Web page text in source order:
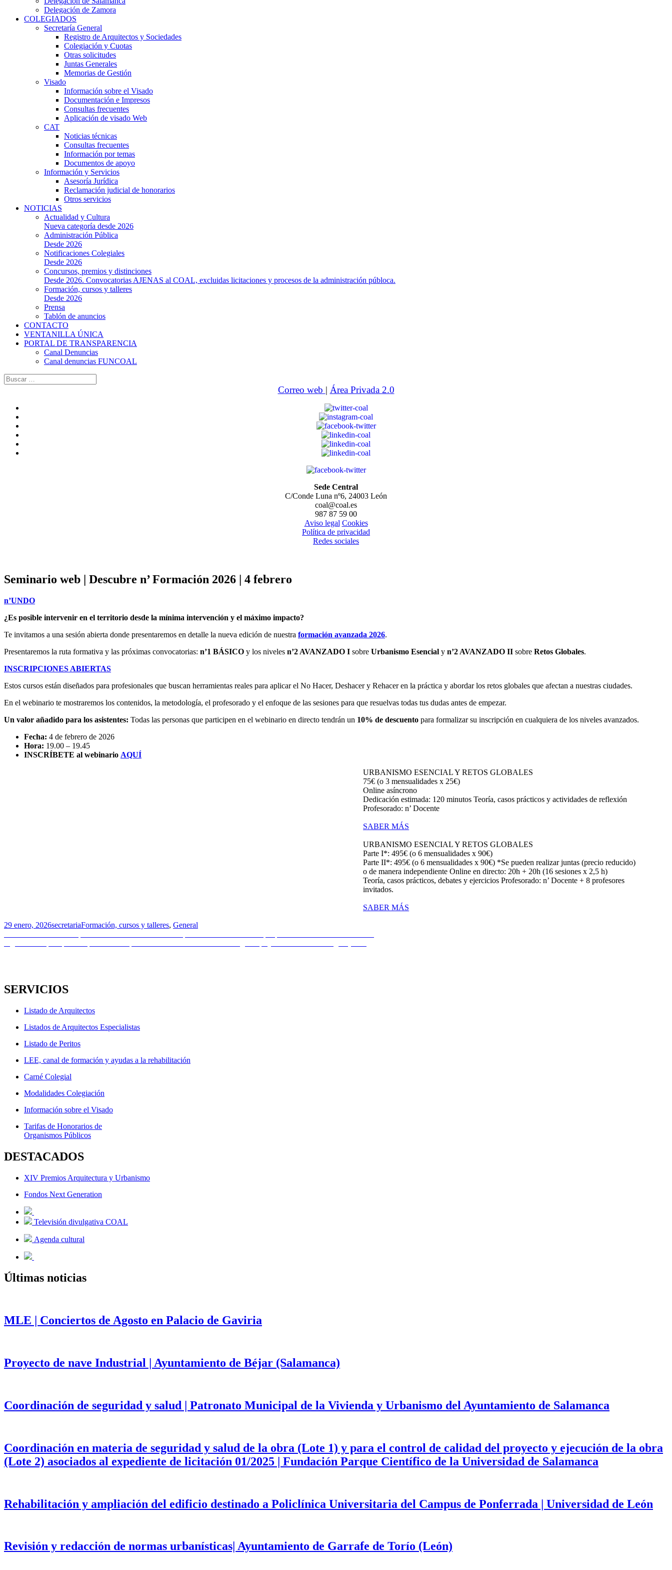
Delegación de Zamora
COLEGIADOS
Secretaría General
Registro de Arquitectos y Sociedades
Colegiación y Cuotas
Otras solicitudes
Juntas Generales
Memorias de Gestión
Visado
Información sobre el Visado
Documentación e Impresos
Consultas frecuentes
Aplicación de visado Web
CAT
Noticias técnicas
Consultas frecuentes
Información por temas
Documentos de apoyo
Información y Servicios
Asesoría Jurídica
Reclamación judicial de honorarios
Otros servicios
NOTICIAS
Actualidad y Cultura
Nueva categoría desde 2026
Administración Pública
Desde 2026
Notificaciones Colegiales
Desde 2026
Concursos, premios y distinciones
Desde 2026. Convocatorias AJENAS al COAL, excluidas licitaciones y procesos de la administración públoca.
Formación, cursos y talleres
Desde 2026
Prensa
Tablón de anuncios
CONTACTO
VENTANILLA ÚNICA
PORTAL DE TRANSPARENCIA
Canal Denuncias
Canal denuncias FUNCOAL
Buscar:
Correo web | Área Privada 2.0
Sede Central
C/Conde Luna nº6, 24003 León
coal@coal.es
987 87 59 00
Aviso legal Cookies
Política de privacidad
Redes sociales
Seminario web | Descubre n’ Formación 2026 | 4 febrero
n’UNDO
¿Es posible intervenir en el territorio desde la mínima intervención y el máximo impacto?
Te invitamos a una sesión abierta donde presentaremos en detalle la nueva edición de nuestra formación avanzada 2026.
Presentaremos la ruta formativa y las próximas convocatorias: n’1 BÁSICO y los niveles n’2 AVANZADO I sobre Urbanismo Esencial y n’2 AVANZADO II sobre Retos Globales.
INSCRIPCIONES ABIERTAS
Estos cursos están diseñados para profesionales que buscan herramientas reales para aplicar el No Hacer, Deshacer y Rehacer en la práctica y abordar los retos globales que afectan a nuestras ciudades.
En el webinario te mostraremos los contenidos, la metodología, el profesorado y el enfoque de las sesiones para que resuelvas todas tus dudas antes de empezar.
Un valor añadido para los asistentes: Todas las personas que participen en el webinario en directo tendrán un 10% de descuento para formalizar su inscripción en cualquiera de los niveles avanzados.
Fecha: 4 de febrero de 2026
Hora: 19.00 – 19.45
INSCRÍBETE al webinario AQUÍ
URBANISMO ESENCIAL Y RETOS GLOBALES
75€ (o 3 mensualidades x 25€)
Online asíncrono
Dedicación estimada: 120 minutos Teoría, casos prácticos y actividades de reflexión
Profesorado: n’ Docente
SABER MÁS
URBANISMO ESENCIAL Y RETOS GLOBALES
Parte I*: 495€ (o 6 mensualidades x 90€)
Parte II*: 495€ (o 6 mensualidades x 90€) *Se pueden realizar juntas (precio reducido)
o de manera independiente Online en directo: 20h + 20h (16 sesiones x 2,5 h)
Teoría, casos prácticos, debates y ejercicios Profesorado: n’ Docente + 8 profesores
invitados.
SABER MÁS
Publicado
29 enero, 2026Autor
secretariaCategorías
Formación, cursos y talleres, General
Navegación
de
SERVICIOS
Listado de Arquitectos
Listados de Arquitectos Especialistas
Listado de Peritos
LEE, canal de formación y ayudas a la rehabilitación
Carné Colegial
Modalidades Colegiación
Información sobre el Visado
Tarifas de Honorarios de
Organismos Públicos
DESTACADOS
XIV Premios Arquitectura y Urbanismo
Fondos Next Generation
Televisión divulgativa COAL
Agenda cultural
Últimas noticias
MLE | Conciertos de Agosto en Palacio de Gaviria
Proyecto de nave Industrial | Ayuntamiento de Béjar (Salamanca)
Coordinación de seguridad y salud | Patronato Municipal de la Vivienda y Urbanismo del Ayuntamiento de Salamanca
Coordinación en materia de seguridad y salud de la obra (Lote 1) y para el control de calidad del proyecto y ejecución de la obra
(Lote 2) asociados al expediente de licitación 01/2025 | Fundación Parque Científico de la Universidad de Salamanca
Rehabilitación y ampliación del edificio destinado a Policlínica Universitaria del Campus de Ponferrada | Universidad de León
Revisión y redacción de normas urbanísticas| Ayuntamiento de Garrafe de Torío (León)